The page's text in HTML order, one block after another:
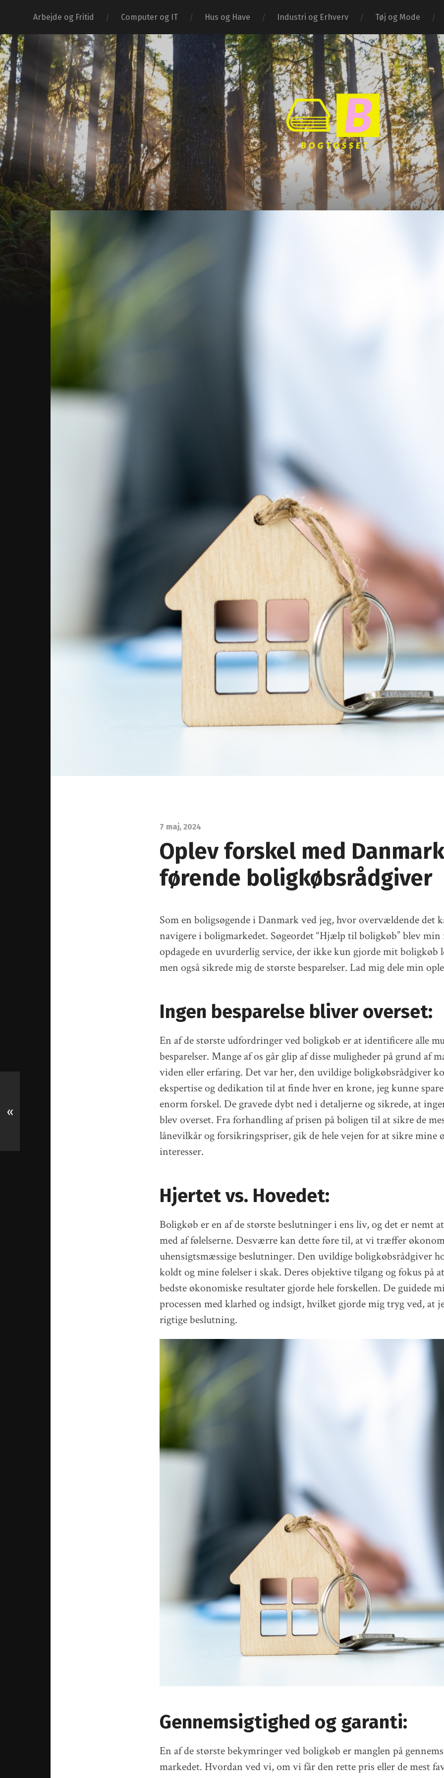
Arbejde og Fritid Computer og IT Hus og Have Industri og Erhverv Tøj og Mode
Bogtosset
7 maj, 2024
Oplev forskel med
førende boligkøbsrådgiver
Som en boligsøgende i Danmark ved jeg, hvor overvældende det
navigere i boligmarkedet. Søgeordet “Hjælp til boligkøb” blev min
opdagede en uvurderlig service, der ikke kun gjorde mit boligkøb
men også sikrede mig de største besparelser. Lad mig dele min
Ingen besparelse bliver overset:
En af de største udfordringer ved boligkøb er at identificere alle
besparelser. Mange af os går glip af disse muligheder på grund af
viden eller erfaring. Det var her, den uvildige boligkøbsrådgiver
ekspertise og dedikation til at finde hver en krone, jeg kunne
enorm forskel. De gravede dybt ned i detaljerne og sikrede, at
blev overset. Fra forhandling af prisen på boligen til at sikre de
lånevilkår og forsikringspriser, gik de hele vejen for at sikre mine
interesser.
Hjertet vs. Hovedet:
Boligkøb er en af de største beslutninger i ens liv, og det er nemt
med af følelserne. Desværre kan dette føre til, at vi træffer
uhensigtsmæssige beslutninger. Den uvildige boligkøbsrådgiver
koldt og mine følelser i skak. Deres objektive tilgang og fokus på
bedste økonomiske resultater gjorde hele forskellen. De guidede
processen med klarhed og indsigt, hvilket gjorde mig tryg ved, at
rigtige beslutning.
Gennemsigtighed og garanti:
En af de største bekymringer ved boligkøb er manglen på
markedet. Hvordan ved vi, om vi får den rette pris eller de mest
«